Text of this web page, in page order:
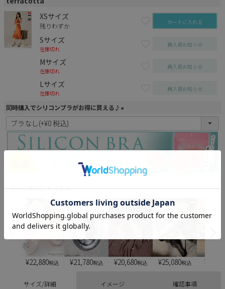
XSサイズ
残りわずか カートに入れる
Sサイズ
在庫切れ
再入荷お知らせ
Mサイズ
在庫切れ
再入荷お知らせ
Lサイズ
在庫切れ
再入荷お知らせ
同時購入でシリコンブラがお得に買える♪
(
須
)
合わせ買いにオススメ
¥22,880税込 ¥21,780税込 ¥20,680税込 ¥25,080税込 ¥
サイズ/詳細 イメージ 確認事項